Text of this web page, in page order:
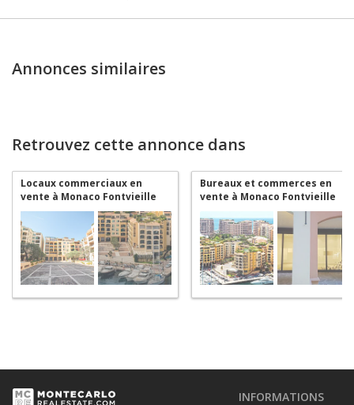
Annonces similaires
Retrouvez cette annonce dans
Locaux commerciaux en
vente à Monaco Fontvieille
Bureaux et commerces en
vente à Monaco Fontvieille
INFORMATIONS